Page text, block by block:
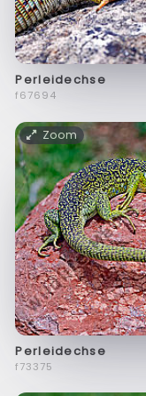
Perleidechse
f67694
Zoom
Perleidechse
f73375